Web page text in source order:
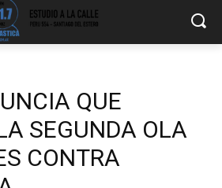
QUE
SEGUNDA OLA
CONTRA